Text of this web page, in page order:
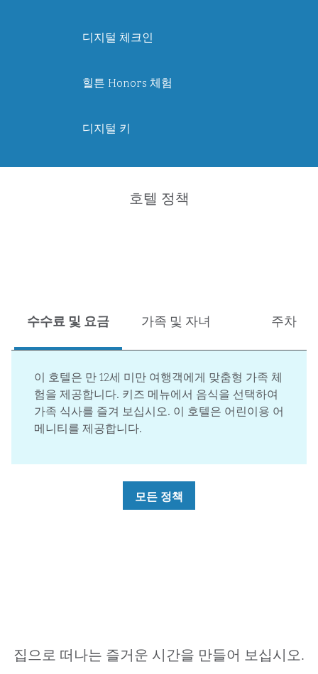
디지털 체크인
힐튼 Honors 체험
디지털 키
호텔 정책
수수료 및 요금 가족 및 자녀 주차
이 호텔은 만 12세 미만 여행객에게 맞춤형 가족 체
험을 제공합니다. 키즈 메뉴에서 음식을 선택하여
가족 식사를 즐겨 보십시오. 이 호텔은 어린이용 어
메니티를 제공합니다.
모든 정책
집으로 떠나는 즐거운 시간을 만들어 보십시오.